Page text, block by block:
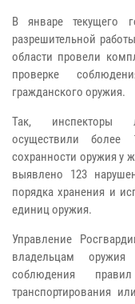
В январе текущего
разрешительной
области провели
проверке
гражданского оружия.
Так, инспекторы
осуществили более
сохранности оружия у
выявлено 123
порядка хранения и
единиц оружия.
Управление
владельцам оружия
соблюдения
транспортирования